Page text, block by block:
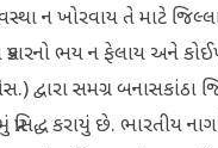
ન ખોરવાય તે માટે જિલ્લા
પ્રકારનો ભય ન ફેલાય અને
સમગ્ર બનાસકાંઠા
પ્રસિદ્ધ કરાયું છે.